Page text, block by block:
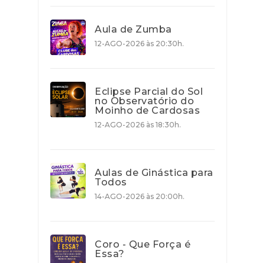
Aula de Zumba
12-AGO-2026 às 20:30h.
Eclipse Parcial do Sol
no Observatório do
Moinho de Cardosas
12-AGO-2026 às 18:30h.
Aulas de Ginástica para
Todos
14-AGO-2026 às 20:00h.
Coro - Que Força é
Essa?